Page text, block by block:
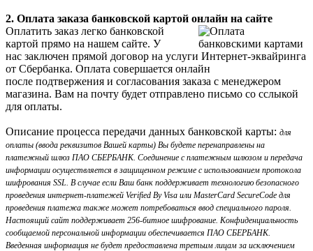
2. Оплата заказа банковской картой онлайн на сайте
Оплатить заказ легко банковской
картой прямо на нашем сайте. У
нас заключен прямой договор на услуги Интернет-эквайринга
от Сбербанка. Оплата совершается онлайн
после подтвержения и согласования заказа с менеджером
магазина. Вам на почту будет отправлено письмо со сслыкой
для оплаты.
Описание процесса передачи данных банковской карты: для
оплаты (ввода реквизитов Вашей карты) Вы будете перенаправлены на
платежный шлюз ПАО СБЕРБАНК. Соединение с платежным шлюзом и передача
информации осуществляется в защищенном режиме с использованием протокола
шифрования SSL. В случае если Ваш банк поддерживает технологию безопасного
проведения интернет-платежей Verified By Visa или MasterCard SecureCode для
проведения платежа также может потребоваться ввод специального пароля.
Настоящий сайт поддерживает 256-битное шифрование. Конфиденциальность
сообщаемой персональной информации обеспечивается ПАО СБЕРБАНК.
Введенная информация не будет предоставлена третьим лицам за исключением